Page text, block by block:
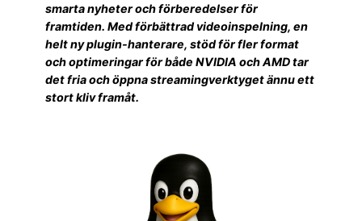
smarta nyheter och förberedelser för
framtiden. Med förbättrad videoinspelning, en
helt ny plugin-hanterare, stöd för fler format
och optimeringar för både NVIDIA och AMD tar
det fria och öppna streamingverktyget ännu ett
stort kliv framåt.